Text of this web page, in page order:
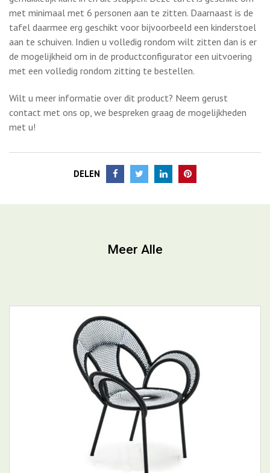
Wilt u meer informatie over dit product? Neem gerust
contact met ons op, we bespreken graag de mogelijkheden
met u!
DELEN
Meer Alle
Banjooli
BEKIJK PRODUCT